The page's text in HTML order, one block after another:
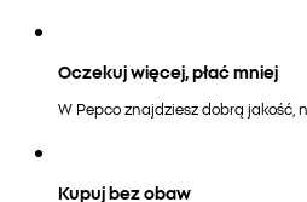
Oczekuj więcej, płać mniej
W Pepco znajdziesz dobrą jakość,
Kupuj bez obaw